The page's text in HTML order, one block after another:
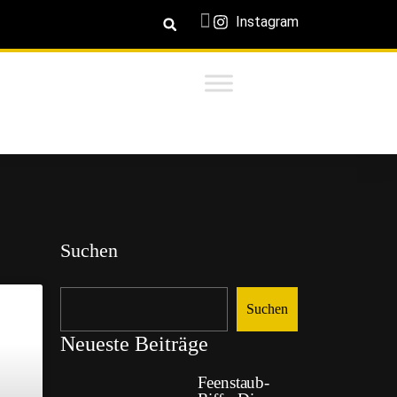
Instagram
Suchen
Suchen
Neueste Beiträge
Feenstaub-